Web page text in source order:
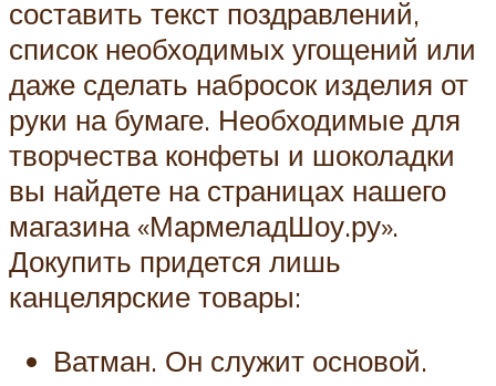
составить текст поздравлений,
список необходимых угощений или
даже сделать набросок изделия от
руки на бумаге. Необходимые для
творчества конфеты и шоколадки
вы найдете на страницах нашего
магазина «МармеладШоу.ру».
Докупить придется лишь
канцелярские товары:
Ватман. Он служит основой.